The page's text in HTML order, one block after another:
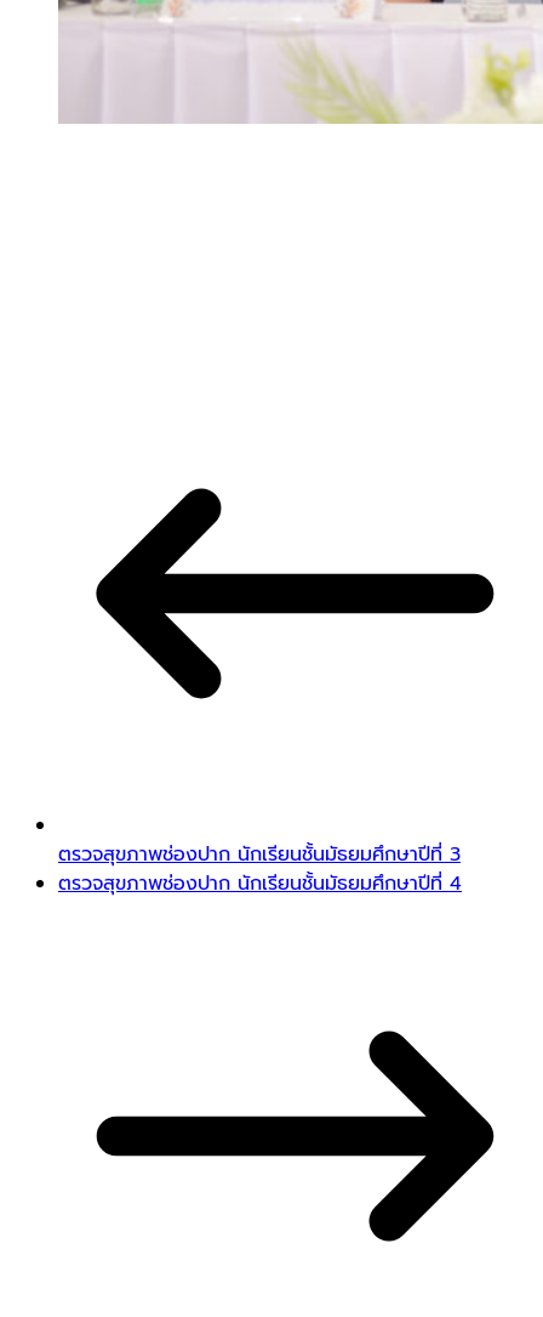
ตรวจสุขภาพช่องปาก นักเรียนชั้นมัธยมศึกษาปีที่ 3
ตรวจสุขภาพช่องปาก นักเรียนชั้นมัธยมศึกษาปีที่ 4